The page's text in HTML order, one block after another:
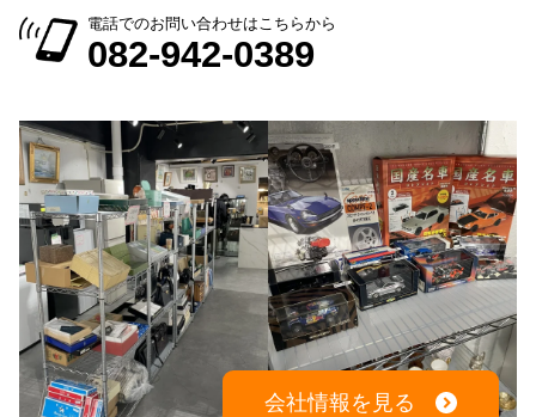
電話でのお問い合わせはこちらから
082-942-0389
会社情報を見る